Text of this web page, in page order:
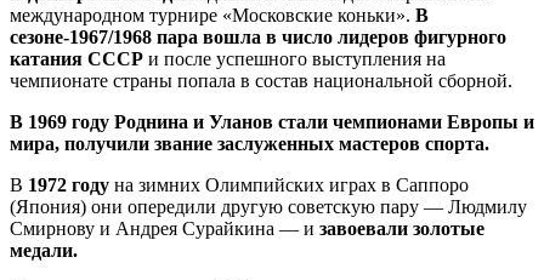
международном турнире «Московские коньки». В
сезоне-1967/1968 пара вошла в число лидеров фигурного
катания СССР и после успешного выступления на
чемпионате страны попала в состав национальной сборной.
В 1969 году Роднина и Уланов стали чемпионами Европы и
мира, получили звание заслуженных мастеров спорта.
В 1972 году на зимних Олимпийских играх в Саппоро
(Япония) они опередили другую советскую пару — Людмилу
Смирнову и Андрея Сурайкина — и завоевали золотые
медали.